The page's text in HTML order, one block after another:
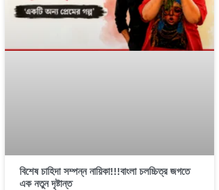
বিশেষ চাহিদা সম্পন্ন নায়িকা!!!বাংলা চলচ্চিত্র জগতে
এক নতুন দৃষ্টান্ত